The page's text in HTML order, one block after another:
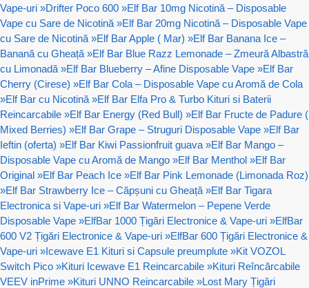
Vape-uri »Drifter Poco 600 »Elf Bar 10mg Nicotină – Disposable
Vape cu Sare de Nicotină »Elf Bar 20mg Nicotină – Disposable Vape
cu Sare de Nicotină »Elf Bar Apple ( Mar) »Elf Bar Banana Ice –
Banană cu Gheață »Elf Bar Blue Razz Lemonade – Zmeură Albastră
cu Limonadă »Elf Bar Blueberry – Afine Disposable Vape »Elf Bar
Cherry (Cirese) »Elf Bar Cola – Disposable Vape cu Aromă de Cola
»Elf Bar cu Nicotină »Elf Bar Elfa Pro & Turbo Kituri si Baterii
Reincarcabile »Elf Bar Energy (Red Bull) »Elf Bar Fructe de Padure (
Mixed Berries) »Elf Bar Grape – Struguri Disposable Vape »Elf Bar
Ieftin (oferta) »Elf Bar Kiwi Passionfruit guava »Elf Bar Mango –
Disposable Vape cu Aromă de Mango »Elf Bar Menthol »Elf Bar
Original »Elf Bar Peach Ice »Elf Bar Pink Lemonade (Limonada Roz)
»Elf Bar Strawberry Ice – Căpșuni cu Gheață »Elf Bar Tigara
Electronica si Vape-uri »Elf Bar Watermelon – Pepene Verde
Disposable Vape »ElfBar 1000 Țigări Electronice & Vape-uri »ElfBar
600 V2 Țigări Electronice & Vape-uri »ElfBar 600 Țigări Electronice &
Vape-uri »Icewave E1 Kituri si Capsule preumplute »Kit VOZOL
Switch Pico »Kituri Icewave E1 Reincarcabile »Kituri Reîncărcabile
VEEV inPrime »Kituri UNNO Reincarcabile »Lost Mary Țigări